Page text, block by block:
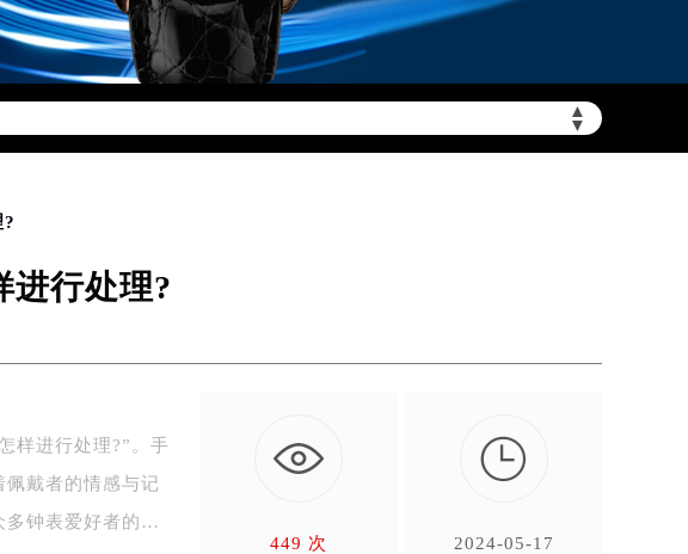
▲
▼
全部区域（非大陆需加拨“+86”）
需提前预约）
进行处理?
样进行处理?”。手
戴者的情感与记
多钟表爱好者的…
449 次

2024-05-17